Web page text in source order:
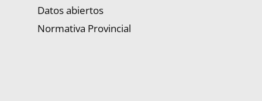
Datos abiertos
Normativa Provincial